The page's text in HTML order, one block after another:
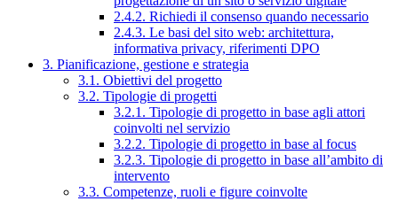
2.4.2. Richiedi il consenso quando necessario
2.4.3. Le basi del sito web: architettura,
informativa privacy, riferimenti DPO
3. Pianificazione, gestione e strategia
3.1. Obiettivi del progetto
3.2. Tipologie di progetti
3.2.1. Tipologie di progetto in base agli attori
coinvolti nel servizio
3.2.2. Tipologie di progetto in base al focus
3.2.3. Tipologie di progetto in base all’ambito di
intervento
3.3. Competenze, ruoli e figure coinvolte